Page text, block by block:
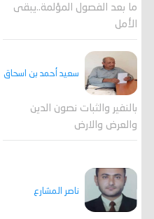
ما بعد الفصول المؤلمة..يبقى
الأمل
سعيد أحمد بن اسحاق
بالنفير والثبات نصون الدين
والعرض والارض
ناصر المشارع